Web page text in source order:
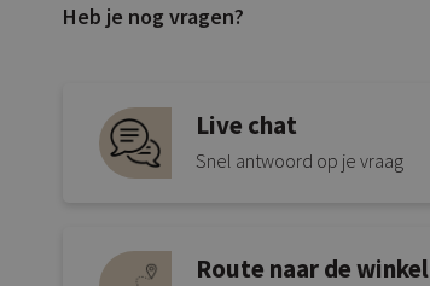
Heb je nog vragen?
Live chat
Snel antwoord op je vraag
Route naar de winkel